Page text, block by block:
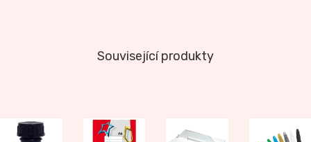
Související produkty